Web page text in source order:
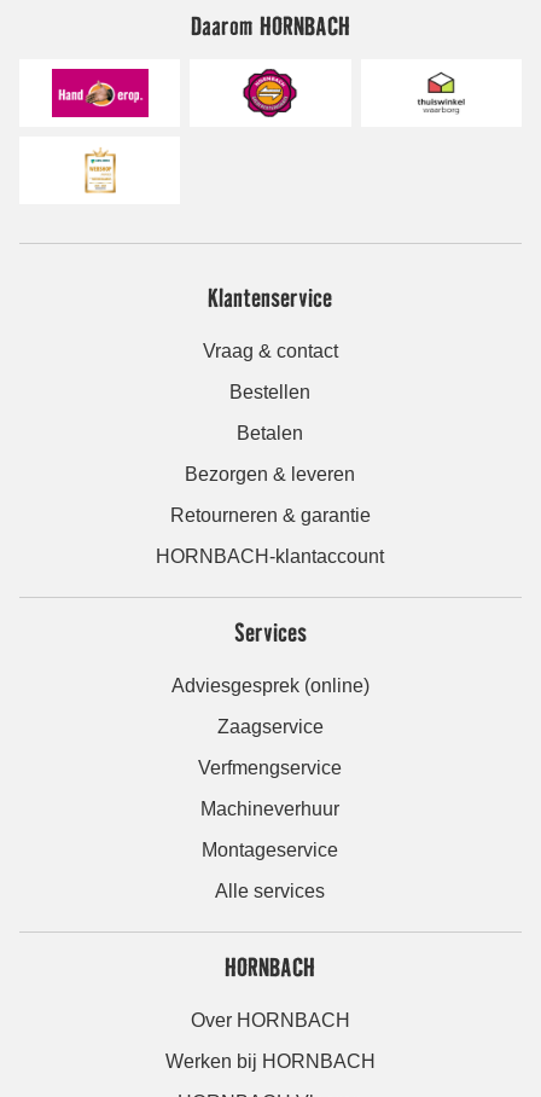
Daarom HORNBACH
Klantenservice
Vraag & contact
Bestellen
Betalen
Bezorgen & leveren
Retourneren & garantie
HORNBACH-klantaccount
Services
Adviesgesprek (online)
Zaagservice
Verfmengservice
Machineverhuur
Montageservice
Alle services
HORNBACH
Over HORNBACH
Werken bij HORNBACH